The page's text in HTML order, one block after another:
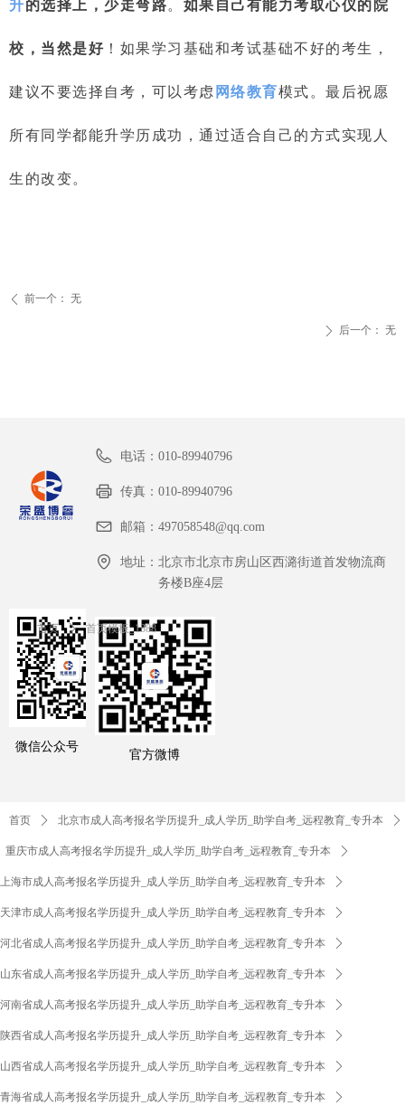
升的选择上，少走弯路。 如果自己有能力考取心仪的院
校，当然是好 ！ 如果学习基础和考试基础不好的考生，
建议不要选择自考，可以考虑 网络教育模式。最后祝愿
所有同学都能升学历 成功，通过适合自己的方式实现人
生的改变。
ꄴ 前一个： 无
ꄲ 后一个： 无
官方微博
微信公众号
电话： 010-89940796
传真： 010-89940796
邮箱： 497058548@qq.com
地址： 北京市北京市房山区西潞街道首发物流商
务楼B座4层
首页 ꄲ 首页模板_1388
首页 ꄲ 北京市成人高考报名学历提升_成人学历_助学自考_远程教育_专升本 ꄲ
重庆市成人高考报名学历提升_成人学历_助学自考_远程教育_专升本 ꄲ
上海市成人高考报名学历提升_成人学历_助学自考_远程教育_专升本 ꄲ
天津市成人高考报名学历提升_成人学历_助学自考_远程教育_专升本 ꄲ
河北省成人高考报名学历提升_成人学历_助学自考_远程教育_专升本 ꄲ
山东省成人高考报名学历提升_成人学历_助学自考_远程教育_专升本 ꄲ
河南省成人高考报名学历提升_成人学历_助学自考_远程教育_专升本 ꄲ
陕西省成人高考报名学历提升_成人学历_助学自考_远程教育_专升本 ꄲ
山西省成人高考报名学历提升_成人学历_助学自考_远程教育_专升本 ꄲ
青海省成人高考报名学历提升_成人学历_助学自考_远程教育_专升本 ꄲ